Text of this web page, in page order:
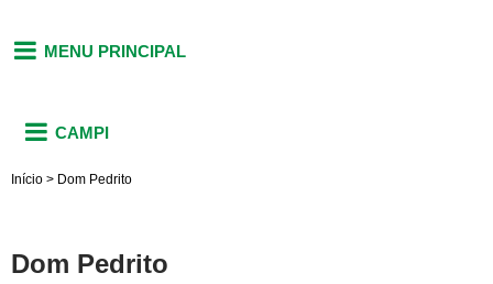
MENU PRINCIPAL
CAMPI
Início > Dom Pedrito
Dom Pedrito